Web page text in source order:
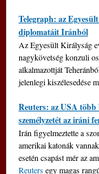
Telegraph: az
diplomatáit Iránból
Az Egyesült Királyság
nagykövetség konzuli
alkalmazottját
jelenlegi kiszélesedése
Reuters: az USA
személyzetét az iráni
Irán figyelmeztette a
amerikai katonák
esetén csapást mér az
Reuters egy magas